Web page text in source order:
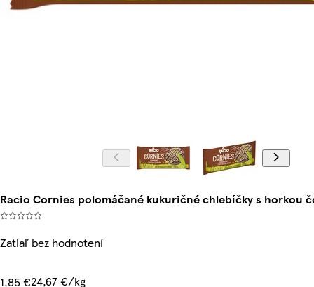
Racio Cornies polomáčané kukuričné chlebíčky s horkou
Zatiaľ bez hodnotení
1,85 €24,67 €/kg